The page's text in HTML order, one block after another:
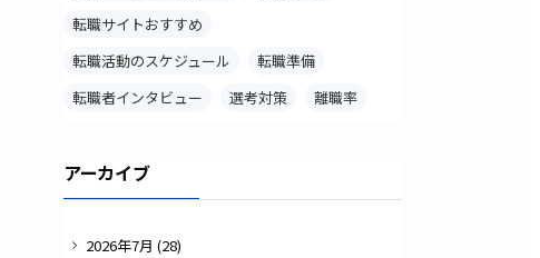
転職サイトおすすめ
転職活動のスケジュール
転職準備
転職者インタビュー
選考対策 離職率
アーカイブ
2026年7月 (28)